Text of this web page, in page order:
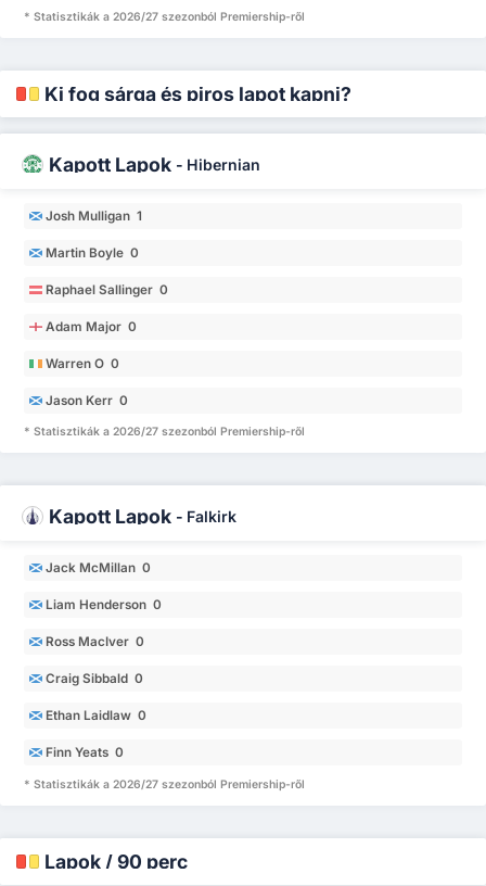
* Statisztikák a 2026/27 szezonból Premiership-ről
Ki fog sárga és piros lapot kapni?
Kapott Lapok - Hibernian
Josh Mulligan 1
Martin Boyle 0
Raphael Sallinger 0
Adam Major 0
Warren O 0
Jason Kerr 0
* Statisztikák a 2026/27 szezonból Premiership-ről
Kapott Lapok - Falkirk
Jack McMillan 0
Liam Henderson 0
Ross MacIver 0
Craig Sibbald 0
Ethan Laidlaw 0
Finn Yeats 0
* Statisztikák a 2026/27 szezonból Premiership-ről
Lapok / 90 perc